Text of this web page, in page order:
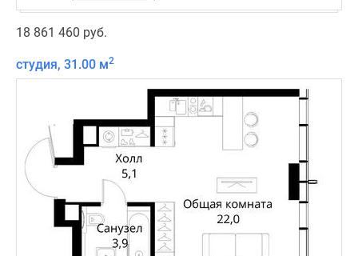
18 861 460 руб.
студия, 31.00 м2